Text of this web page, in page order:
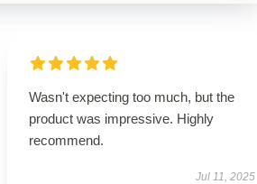
Wasn't expecting too much, but the
product was impressive. Highly
recommend.
Jul 11, 2025